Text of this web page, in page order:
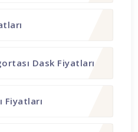
Dask Fiyatları
Fiyatları